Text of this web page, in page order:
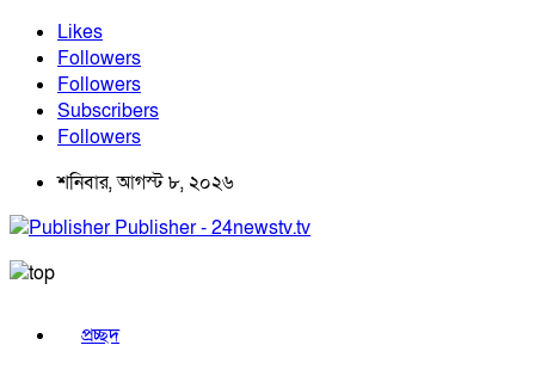
Likes
Followers
Followers
Subscribers
Followers
শনিবার, আগস্ট ৮, ২০২৬
Publisher - 24newstv.tv
প্রচ্ছদ